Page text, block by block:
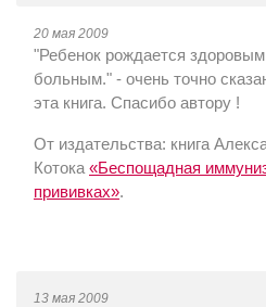
20 мая 2009
"Ребенок рождается
больным." - очень точно
эта книга. Спасибо автору !
От издательства: книга
Котока «Беспощадная
прививках».
13 мая 2009